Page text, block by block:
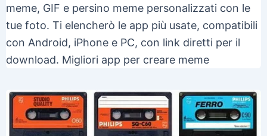
meme, GIF e persino meme personalizzati con le
tue foto. Ti elencherò le app più usate, compatibili
con Android, iPhone e PC, con link diretti per il
download. Migliori app per creare meme